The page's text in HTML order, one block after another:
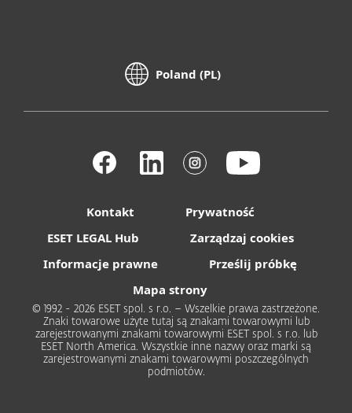
Poland (PL)
Kontakt
Prywatność
ESET LEGAL Hub
Zarządzaj cookies
Informacje prawne
Prześlij próbkę
Mapa strony
© 1992 - 2026 ESET spol. s r.o. – Wszelkie prawa zastrzeżone.
Znaki towarowe użyte tutaj są znakami towarowymi lub
zarejestrowanymi znakami towarowymi ESET spol. s r.o. lub
ESET North America. Wszystkie inne nazwy oraz marki są
zarejestrowanymi znakami towarowymi poszczególnych
podmiotów.